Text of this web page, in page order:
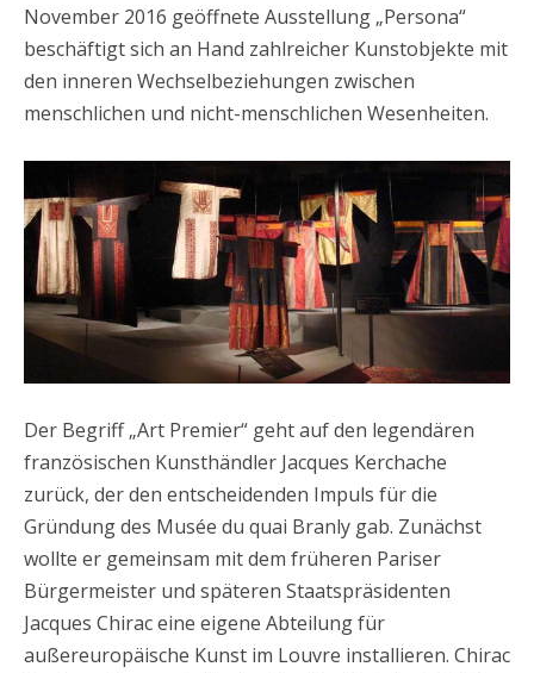
November 2016 geöffnete Ausstellung „Persona“
beschäftigt sich an Hand zahlreicher Kunstobjekte mit
den inneren Wechselbeziehungen zwischen
menschlichen und nicht-menschlichen Wesenheiten.
Der Begriff „Art Premier“ geht auf den legendären
französischen Kunsthändler Jacques Kerchache
zurück, der den entscheidenden Impuls für die
Gründung des Musée du quai Branly gab. Zunächst
wollte er gemeinsam mit dem früheren Pariser
Bürgermeister und späteren Staatspräsidenten
Jacques Chirac eine eigene Abteilung für
außereuropäische Kunst im Louvre installieren. Chirac